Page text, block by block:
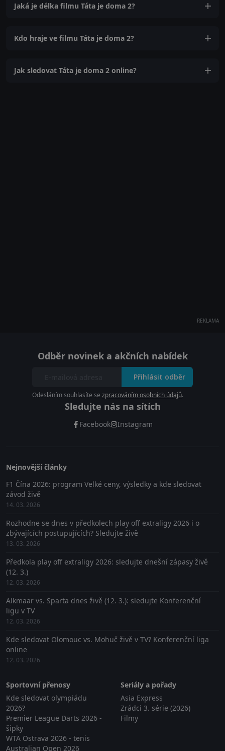
Jaká je délka filmu Táta je doma 2?
Kdo hraje ve filmu Táta je doma 2?
Jak sledovat Táta je doma 2 online?
REKLAMA
Odběr novinek a akčních nabídek
Přihlásit odběr
Odesláním souhlasíte se zpracováním osobních údajů.
Sledujte nás na sítích
Facebook Instagram
Nejnovější články
F1 Čína 2026: program Velké ceny, výsledky a kde sledovat
závod živě
14. 03. 2026
Rozhodne se dnes v předkolech play off extraligy 2026 i o
zbývajících postupujících? Sledujte živě
13. 03. 2026
Předkola play off extraligy 2026: sledujte dnešní zápasy živě
(12. 3.)
12. 03. 2026
Alkmaar vs. Sparta dnes živě (12. 3.): sledujte Konferenční
ligu v TV
12. 03. 2026
Kde sledovat Olomouc vs. Mohuč živě v TV? Konferenční liga
online
12. 03. 2026
Sportovní přenosy
Kde sledovat olympiádu
2026?
Premier League Darts 2026 -
šipky
WTA Ostrava 2026 - tenis
Australian Open 2026
Seriály a pořady
Asia Express
Zrádci 3. série (2026)
Filmy